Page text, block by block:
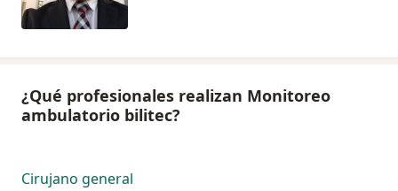
¿Qué profesionales realizan Monitoreo
ambulatorio bilitec?
Cirujano general